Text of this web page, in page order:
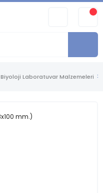
Biyoloji Laboratuvar Malzemeleri